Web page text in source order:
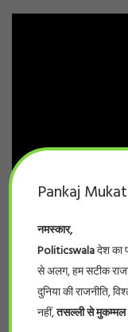
Pankaj
नमस्कार,
Politicswalaदेश का
से अलग, हम सटीक
दुनिया की राजनीति,
नहीं,तसल्ली से मुकम्मल